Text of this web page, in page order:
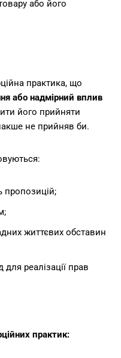
або його
практика, що
або надмірний вплив
його прийняти
не прийняв би.
пропозицій;
життєвих обставин
реалізації прав
практик: